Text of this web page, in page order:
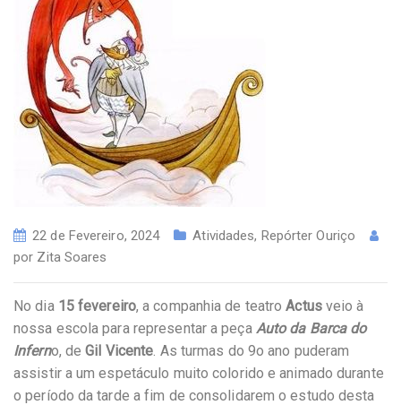
22 de Fevereiro, 2024 Atividades, Repórter Ouriço
por Zita Soares
No dia 15 fevereiro, a companhia de teatroActus veio à
nossa escola para representar a peça Auto da Barca do
Inferno, deGil Vicente . As turmas do 9o ano puderam
assistir a um espetáculo muito colorido e animado durante
o período da tarde a fim de consolidarem o estudo desta